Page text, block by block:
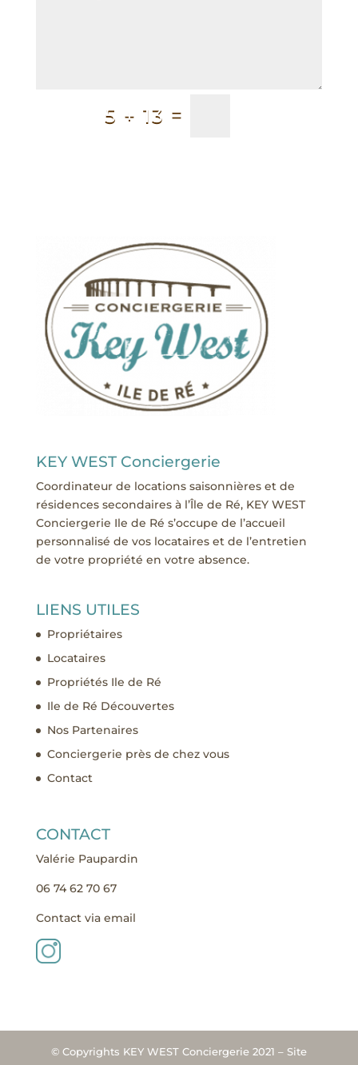
5 + 13 =
KEY WEST Conciergerie
Coordinateur de locations saisonnières et de
résidences secondaires à l’Île de Ré, KEY WEST
Conciergerie Ile de Ré s’occupe de l’accueil
personnalisé de vos locataires et de l’entretien
de votre propriété en votre absence.
LIENS UTILES
Propriétaires
Locataires
Propriétés Ile de Ré
Ile de Ré Découvertes
Nos Partenaires
Conciergerie près de chez vous
Contact
CONTACT
Valérie Paupardin
06 74 62 70 67
Contact via email
© Copyrights KEY WEST Conciergerie 2021 – Site